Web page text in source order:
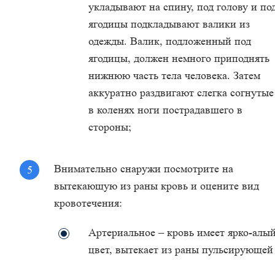
укладывают на спину, под голову и
ягодицы подкладывают валики из
одежды. Валик, подложенный под
ягодицы, должен немного приподнять
нижнюю часть тела человека. Затем
аккуратно раздвигают слегка согнутые
в коленях ноги пострадавшего в
стороны;
Внимательно снаружи посмотрите на
вытекающую из раны кровь и оцените вид
кровотечения:
Артериальное – кровь имеет ярко-
цвет, вытекает из раны пульсирующей